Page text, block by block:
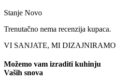
Stanje Novo
Trenutačno nema recenzija kupaca.
VI SANJATE, MI DIZAJNIRAMO
Možemo vam izraditi kuhinju
Vaših snova